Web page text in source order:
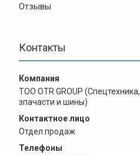
Отзывы
Контакты
ТОО OTR GROUP (Спецтехника,
зпачасти и шины)
Отдел продаж